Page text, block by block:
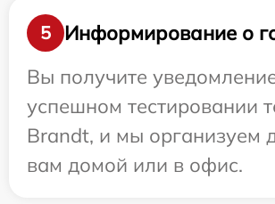
5
Информирование о
Вы получите
успешном тестировании
Brandt, и мы организуем
вам домой или в офис.